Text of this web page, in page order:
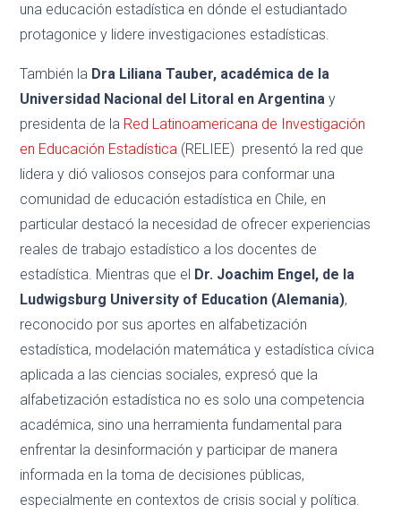
una educación estadística en dónde el estudiantado
protagonice y lidere investigaciones estadísticas.
También la Dra Liliana Tauber, académica de la
Universidad Nacional del Litoral en Argentina y
presidenta de la Red Latinoamericana de Investigación
en Educación Estadística (RELIEE) presentó la red que
lidera y dió valiosos consejos para conformar una
comunidad de educación estadística en Chile, en
particular destacó la necesidad de ofrecer experiencias
reales de trabajo estadístico a los docentes de
estadística. Mientras que el Dr. Joachim Engel, de la
Ludwigsburg University of Education (Alemania),
reconocido por sus aportes en alfabetización
estadística, modelación matemática y estadística cívica
aplicada a las ciencias sociales, expresó que la
alfabetización estadística no es solo una competencia
académica, sino una herramienta fundamental para
enfrentar la desinformación y participar de manera
informada en la toma de decisiones públicas,
especialmente en contextos de crisis social y política.